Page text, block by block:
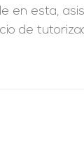
en esta,
de